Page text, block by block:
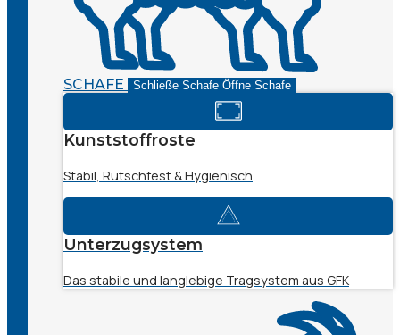
SCHAFE Schließe Schafe Öffne Schafe
Kunststoffroste
Stabil, Rutschfest & Hygienisch
Unterzugsystem
Das stabile und langlebige Tragsystem aus GFK